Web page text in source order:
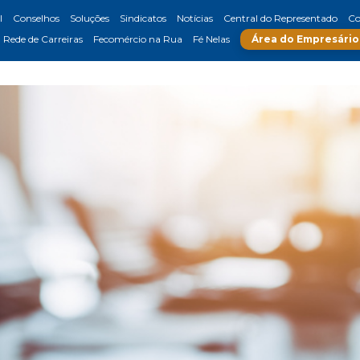
Conselhos Soluções Sindicatos Notícias Central do Representado
Rede de Carreiras
Fecomércio na Rua Fé Nelas Área do Empresário